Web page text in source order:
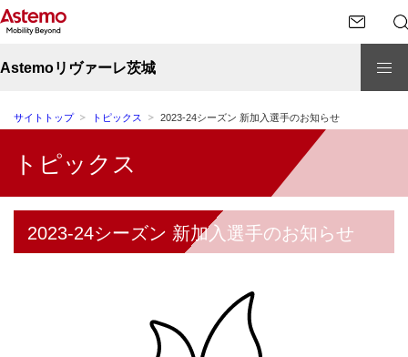
Astemoリヴァーレ茨城
サイトトップ トピックス 2023-24シーズン 新加入選手のお知らせ
トピックス
2023-24シーズン 新加入選手のお知らせ